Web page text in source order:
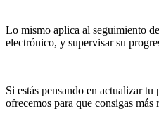
Lo mismo aplica al seguimiento
electrónico, y supervisar su
Si estás pensando en actualizar tu
ofrecemos para que consigas